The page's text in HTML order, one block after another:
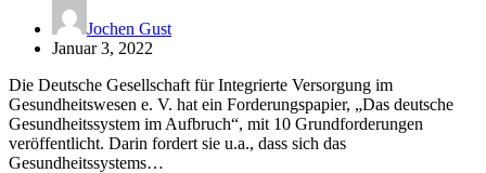
Jochen Gust
Januar 3, 2022
Die Deutsche Gesellschaft für Integrierte Versorgung im
Gesundheitswesen e. V. hat ein Forderungspapier, „Das deutsche
Gesundheitssystem im Aufbruch“, mit 10 Grundforderungen
veröffentlicht. Darin fordert sie u.a., dass sich das
Gesundheitssystems…